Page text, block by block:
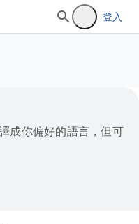
登入
成你偏好的語言，但可